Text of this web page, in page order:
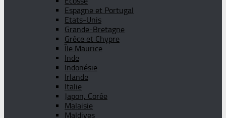
Espagne et Portugal
Etats-Unis
Grande-Bretagne
Grèce et Chypre
Île Maurice
Inde
Indonésie
Irlande
Italie
Japon, Corée
Malaisie
Maldives